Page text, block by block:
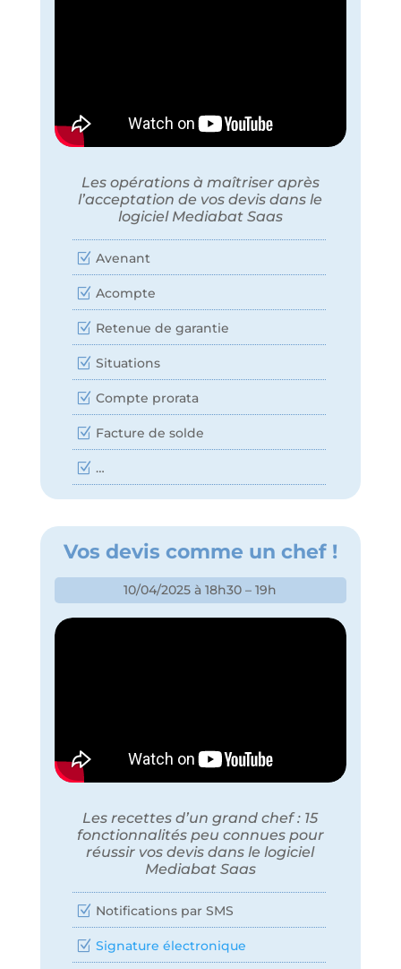
Les opérations à maîtriser après
l’acceptation de vos devis dans le
logiciel Mediabat Saas
Avenant
Acompte
Retenue de garantie
Situations
Compte prorata
Facture de solde
…
Vos devis comme un chef !
10/04/2025 à 18h30 – 19h
Les recettes d’un grand chef : 15
fonctionnalités peu connues pour
réussir vos devis dans le logiciel
Mediabat Saas
Notifications par SMS
Signature électronique